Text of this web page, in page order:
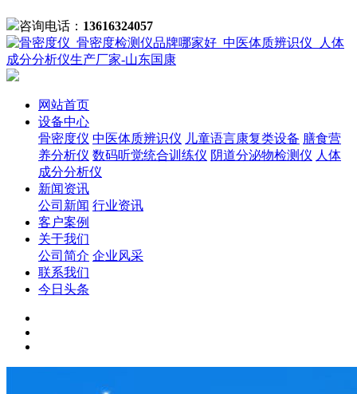
咨询电话： 13616324057
网站首页
设备中心
骨密度仪 中医体质辨识仪 儿童语言康复类设备 膳食营
养分析仪 数码听觉统合训练仪 阴道分泌物检测仪 人体
成分分析仪
新闻资讯
公司新闻 行业资讯
客户案例
关于我们
公司简介 企业风采
联系我们
今日头条